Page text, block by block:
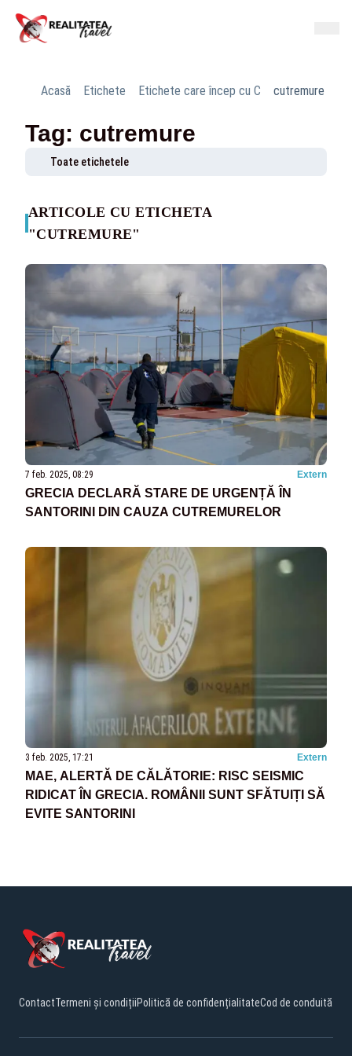
Acasă Etichete Etichete care încep cu C cutremure
Tag: cutremure
Toate etichetele
ARTICOLE CU ETICHETA
"CUTREMURE"
7 feb. 2025, 08:29 Extern
GRECIA DECLARĂ STARE DE URGENȚĂ ÎN
SANTORINI DIN CAUZA CUTREMURELOR
3 feb. 2025, 17:21 Extern
MAE, ALERTĂ DE CĂLĂTORIE: RISC SEISMIC
RIDICAT ÎN GRECIA. ROMÂNII SUNT SFĂTUIȚI SĂ
EVITE SANTORINI
ContactTermeni și condițiiPolitică de confidențialitateCod de conduită